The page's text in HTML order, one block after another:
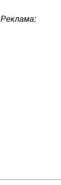
Реклама: